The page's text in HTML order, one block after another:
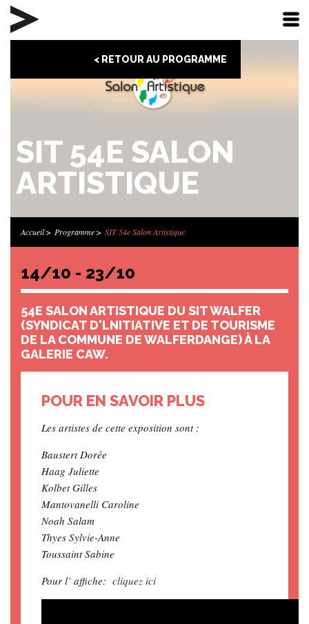
< RETOUR AU PROGRAMME
SIT 54E SALON
ARTISTIQUE
Accueil Programme SIT 54e Salon Artistique
14/10 - 23/10
54E SALON ARTISTIQUE DU SIT WALFER
(SYNDICAT D'LNITIATIVE ET DE TOURISME
DE LA COMMUNE DE WALFERDANGE) À LA
GALERIE CAW.
POUR EN SAVOIR PLUS
Les artistes de cette exposition sont :
Baustert Dorée
Haag Juliette
Kolbet Gilles
Mantovanelli Caroline
Noah Salam
Thyes Sylvie-Anne
Toussaint Sabine
Pour l’ affiche: cliquez ici